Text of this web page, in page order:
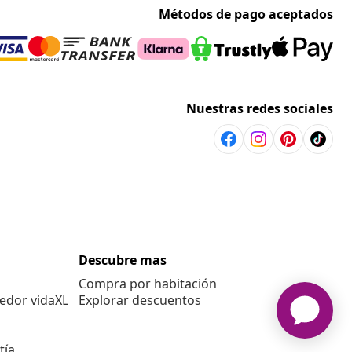
Métodos de pago aceptados
Nuestras redes sociales
vidaXL
Descubre mas
Compra por habitación
Explorar descuentos